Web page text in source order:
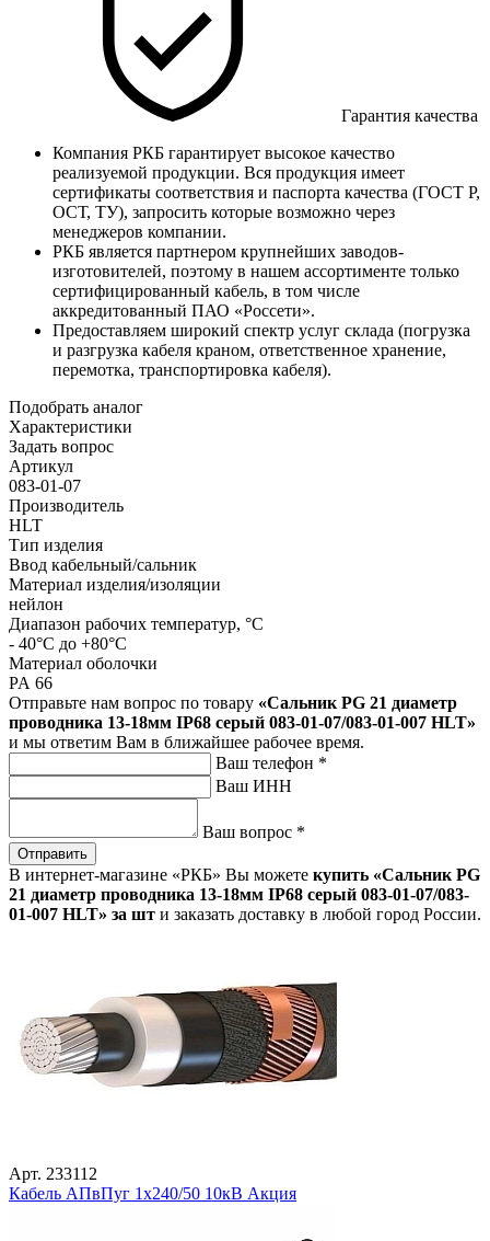
Гарантия качества
Компания РКБ гарантирует высокое качество
реализуемой продукции. Вся продукция имеет
сертификаты соответствия и паспорта качества (ГОСТ Р,
ОСТ, ТУ), запросить которые возможно через
менеджеров компании.
РКБ является партнером крупнейших заводов-
изготовителей, поэтому в нашем ассортименте только
сертифицированный кабель, в том числе
аккредитованный ПАО «Россети».
Предоставляем широкий спектр услуг склада (погрузка
и разгрузка кабеля краном, ответственное хранение,
перемотка, транспортировка кабеля).
Подобрать аналог
Характеристики
Задать вопрос
Артикул
083-01-07
Производитель
HLT
Тип изделия
Ввод кабельный/сальник
Материал изделия/изоляции
нейлон
Диапазон рабочих температур, °C
- 40°С до +80°С
Материал оболочки
PA 66
Отправьте нам вопрос по товару «Сальник PG 21 диаметр
проводника 13-18мм IP68 серый 083-01-07/083-01-007 HLT»
и мы ответим Вам в ближайшее рабочее время.
Ваш телефон *
Ваш ИНН
Ваш вопрос *
Отправить
В интернет-магазине «РКБ» Вы можете купить «Сальник PG
21 диаметр проводника 13-18мм IP68 серый 083-01-07/083-
01-007 HLT» за шт и заказать доставку в любой город России.
Арт. 233112
Кабель АПвПуг 1х240/50 10кВ Акция